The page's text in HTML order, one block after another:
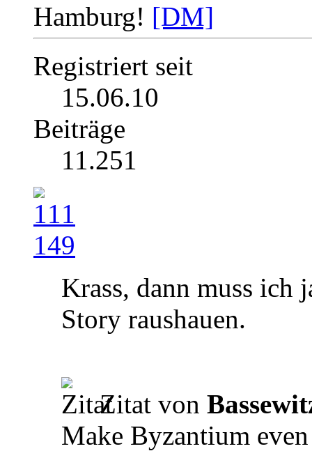
Hamburg!
Registriert seit
15.06.10
Beiträge
11.251
Krass, dann muss ich
Story raushauen.
Zitat von
Make Byzantium